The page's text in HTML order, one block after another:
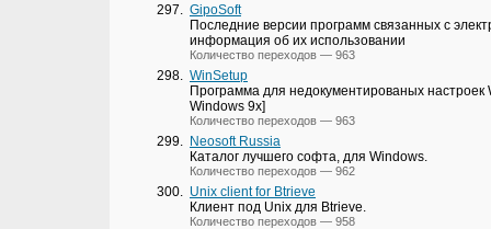
297.
GipoSoft
Последние версии программ связанных с
информация об их использовании
Количество переходов — 963
298.
WinSetup
Программа для недокументированых настроек
Windows 9x]
Количество переходов — 963
299.
Neosoft Russia
Каталог лучшего софта, для Windows.
Количество переходов — 962
300.
Unix client for Btrieve
Клиент под Unix для Btrieve.
Количество переходов — 958